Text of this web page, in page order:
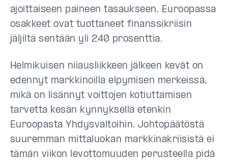
ajoittaiseen paineen tasaukseen. Euroopassa
osakkeet ovat tuottaneet finanssikriisin
jäljiltä sentään yli 240 prosenttia.
Helmikuisen niiausliikkeen jälkeen kevät on
edennyt markkinoilla elpymisen merkeissä,
mikä on lisännyt voittojen kotiuttamisen
tarvetta kesän kynnyksellä etenkin
Euroopasta Yhdysvaltoihin. Johtopäätöstä
suuremman mittaluokan markkinakriisistä ei
tämän viikon levottomuuden perusteella pidä